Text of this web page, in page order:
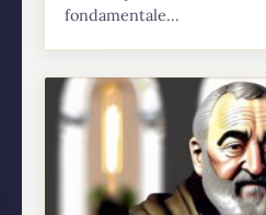
fondamentale...